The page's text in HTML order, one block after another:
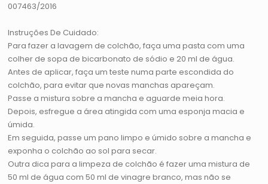
007463/2016
Instruções De Cuidado:
Para fazer a lavagem de colchão, faça uma pasta com uma
colher de sopa de bicarbonato de sódio e 20 ml de água.
Antes de aplicar, faça um teste numa parte escondida do
colchão, para evitar que novas manchas apareçam.
Passe a mistura sobre a mancha e aguarde meia hora.
Depois, esfregue a área atingida com uma esponja macia e
úmida.
Em seguida, passe um pano limpo e úmido sobre a mancha e
exponha o colchão ao sol para secar.
Outra dica para a limpeza de colchão é fazer uma mistura de
50 ml de água com 50 ml de vinagre branco, mas não se